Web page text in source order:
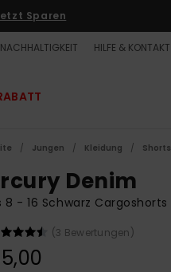
Sparen
NACHHALTIGKEIT HILFE & KONTAKT
Jungen Kleidung Shorts
Denim
8 - 16 Schwarz Cargoshorts
(3 Bewertungen)